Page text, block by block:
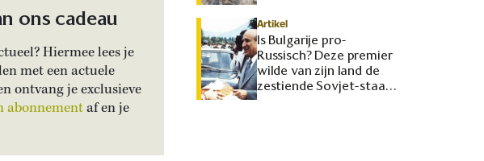
ons cadeau
Hiermee lees je
met een actuele
ontvang je exclusieve
abonnementaf en je
Artikel
Is Bulgarije pro-
Russisch? Deze premier
wilde van zijn land de
zestiende Sovjet-staat
maken